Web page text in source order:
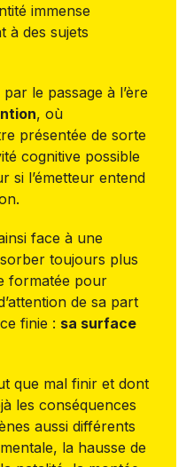
immense
à des sujets
le passage à l’ère
, où
présentée de sorte
cognitive possible
si l’émetteur entend
face à une
toujours plus
formatée pour
de sa part
finie : sa surface
que mal finir et dont
les conséquences
aussi différents
la hausse de